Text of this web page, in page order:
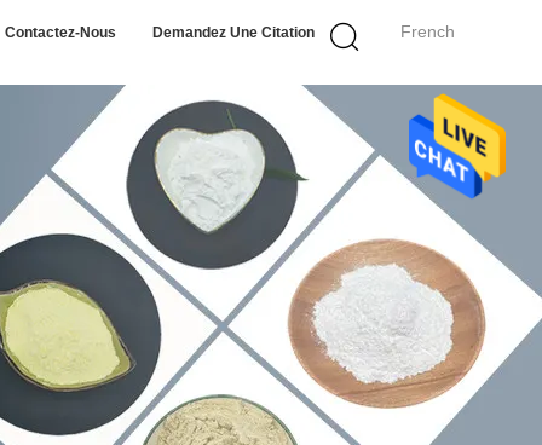
French
Contactez-Nous Demandez Une Citation